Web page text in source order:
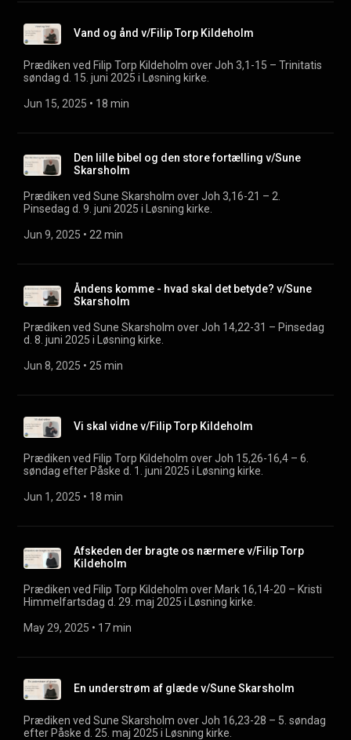
Vand og ånd v/Filip Torp Kildeholm
Prædiken ved Filip Torp Kildeholm over Joh 3,1-15 – Trinitatis
søndag d. 15. juni 2025 i Løsning kirke.
Jun 15, 2025 • 18 min
Den lille bibel og den store fortælling v/Sune
Skarsholm
Prædiken ved Sune Skarsholm over Joh 3,16-21 – 2.
Pinsedag d. 9. juni 2025 i Løsning kirke.
Jun 9, 2025 • 22 min
Åndens komme - hvad skal det betyde? v/Sune
Skarsholm
Prædiken ved Sune Skarsholm over Joh 14,22-31 – Pinsedag
d. 8. juni 2025 i Løsning kirke.
Jun 8, 2025 • 25 min
Vi skal vidne v/Filip Torp Kildeholm
Prædiken ved Filip Torp Kildeholm over Joh 15,26-16,4 – 6.
søndag efter Påske d. 1. juni 2025 i Løsning kirke.
Jun 1, 2025 • 18 min
Afskeden der bragte os nærmere v/Filip Torp
Kildeholm
Prædiken ved Filip Torp Kildeholm over Mark 16,14-20 – Kristi
Himmelfartsdag d. 29. maj 2025 i Løsning kirke.
May 29, 2025 • 17 min
En understrøm af glæde v/Sune Skarsholm
Prædiken ved Sune Skarsholm over Joh 16,23-28 – 5. søndag
efter Påske d. 25. maj 2025 i Løsning kirke.